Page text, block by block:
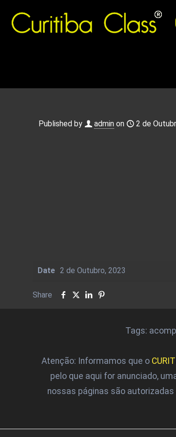
Published by admin on 2 de
Date 2 de Outubro, 2023
Share
Tags:
Atenção: Informamos que o
pelo que aqui for anunciado,
nossas páginas são